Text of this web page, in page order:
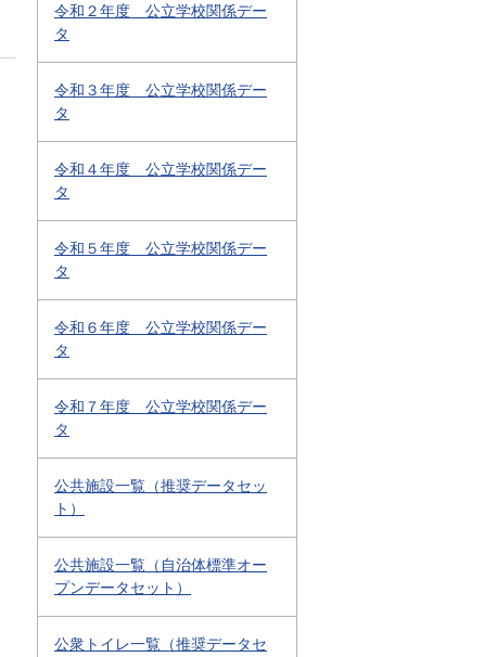
令和２年度 公立学校関係デー
タ
令和３年度 公立学校関係デー
タ
令和４年度 公立学校関係デー
タ
令和５年度 公立学校関係デー
タ
令和６年度 公立学校関係デー
タ
令和７年度 公立学校関係デー
タ
公共施設一覧（推奨データセッ
ト）
公共施設一覧（自治体標準オー
プンデータセット）
公衆トイレ一覧（推奨データセ